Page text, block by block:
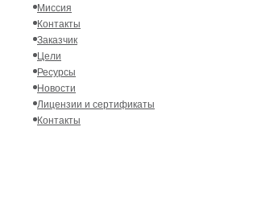
Миссия
Контакты
Заказчик
Цели
Ресурсы
Новости
Лицензии и сертификаты
Контакты